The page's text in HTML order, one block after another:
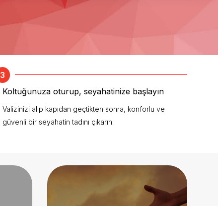
3
Koltuğunuza oturup, seyahatinize başlayın
Valizinizi alıp kapıdan geçtikten sonra, konforlu ve
güvenli bir seyahatin tadını çıkarın.